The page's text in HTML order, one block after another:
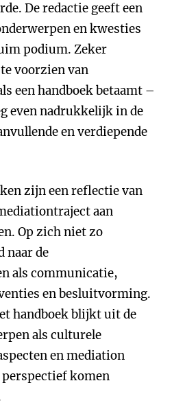
De redactie geeft een
en kwesties
podium. Zeker
voorzien van
een handboek betaamt –
even nadrukkelijk in de
en verdiepende
zijn een reflectie van
aan
Op zich niet zo
naar de
als communicatie,
en besluitvorming.
handboek blijkt uit de
als culturele
en mediation
komen